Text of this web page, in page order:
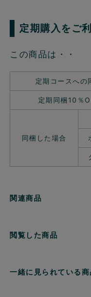
定期購入をご
この商品は・・
定期コースへの
定期同梱10％
同梱した場合
関連商品
閲覧した商品
一緒に見られている商